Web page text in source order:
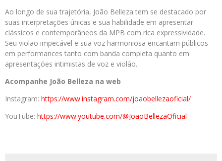
Ao longo de sua trajetória, João Belleza tem se destacado por
suas interpretações únicas e sua habilidade em apresentar
clássicos e contemporâneos da MPB com rica expressividade.
Seu violão impecável e sua voz harmoniosa encantam públicos
em performances tanto com banda completa quanto em
apresentações intimistas de voz e violão.
Acompanhe João Belleza na web
Instagram: https://www.instagram.com/joaobellezaoficial/
YouTube: https://www.youtube.com/@JoaoBellezaOficial